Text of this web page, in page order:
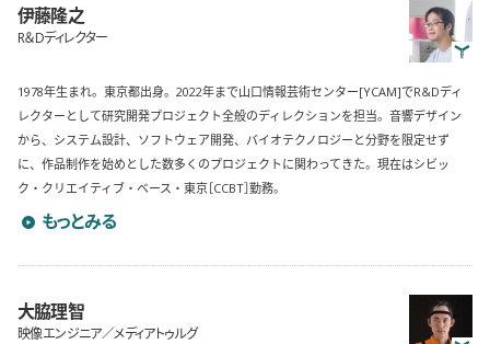
伊藤隆之
R＆Dディレクター
1978年生まれ。東京都出身。2022年まで山口情報芸術センター[YCAM]でR&Dディ
レクターとして研究開発プロジェクト全般のディレクションを担当。音響デザイン
から、システム設計、ソフトウェア開発、バイオテクノロジーと分野を限定せず
に、作品制作を始めとした数多くのプロジェクトに関わってきた。現在はシビッ
ク・クリエイティブ・ベース・東京［CCBT］勤務。
伊藤隆之のプロフィールを詳しく見る
もっとみる
大脇理智
映像エンジニア／メディアトゥルグ